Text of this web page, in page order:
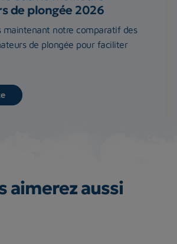
de plongée 2026
maintenant notre comparatif des
de plongée pour faciliter
aimerez aussi